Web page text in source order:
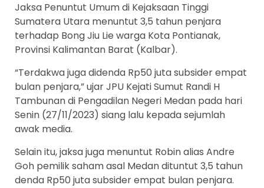
Jaksa Penuntut Umum di Kejaksaan Tinggi
Sumatera Utara menuntut 3,5 tahun penjara
terhadap Bong Jiu Lie warga Kota Pontianak,
Provinsi Kalimantan Barat (Kalbar).
“Terdakwa juga didenda Rp50 juta subsider empat
bulan penjara,” ujar JPU Kejati Sumut Randi H
Tambunan di Pengadilan Negeri Medan pada hari
Senin (27/11/2023) siang lalu kepada sejumlah
awak media.
Selain itu, jaksa juga menuntut Robin alias Andre
Goh pemilik saham asal Medan dituntut 3,5 tahun
denda Rp50 juta subsider empat bulan penjara.